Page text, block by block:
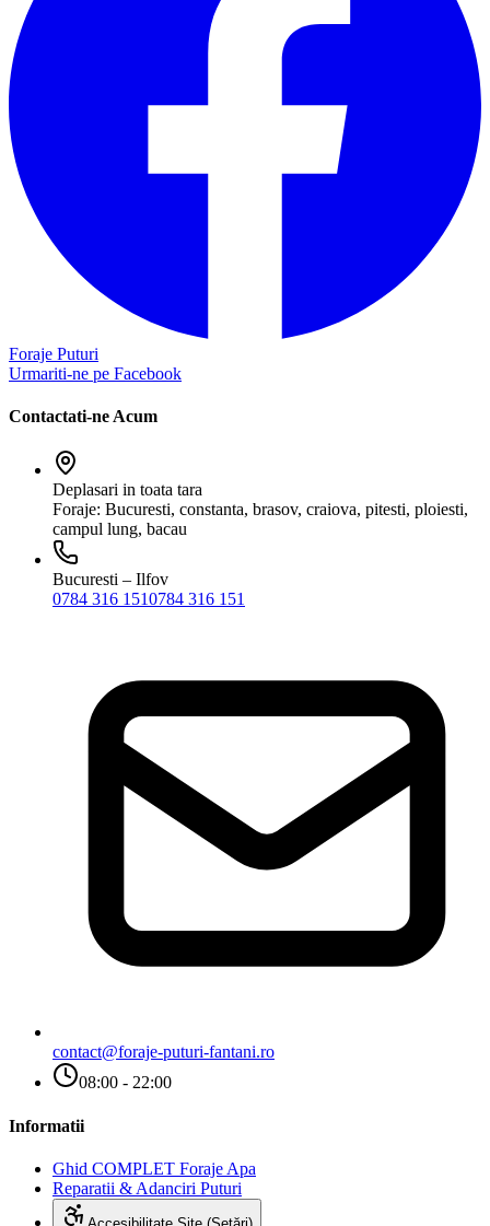
Foraje Puturi
Urmariti-ne pe Facebook
Contactati-ne Acum
Deplasari in toata tara
Foraje: Bucuresti, constanta, brasov, craiova, pitesti, ploiesti,
campul lung, bacau
Bucuresti – Ilfov
0784 316 1510784 316 151
contact@foraje-puturi-fantani.ro
08:00 - 22:00
Informatii
Ghid COMPLET Foraje Apa
Reparatii & Adanciri Puturi